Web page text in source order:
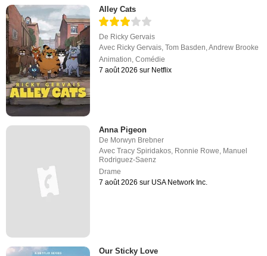
Alley Cats
De Ricky Gervais
Avec Ricky Gervais,Tom Basden,Andrew Brooke
Animation,Comédie
7 août 2026 sur Netflix
Anna Pigeon
De Morwyn Brebner
AvecTracy Spiridakos, Ronnie Rowe, Manuel
Rodriguez-Saenz
Drame
7 août 2026 sur USA Network Inc.
Our Sticky Love